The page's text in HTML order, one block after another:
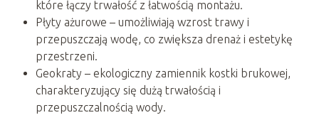
które łączy trwałość z łatwością montażu.
Płyty ażurowe – umożliwiają wzrost trawy i
przepuszczają wodę, co zwiększa drenaż i estetykę
przestrzeni.
Geokraty – ekologiczny zamiennik kostki brukowej,
charakteryzujący się dużą trwałością i
przepuszczalnością wody.